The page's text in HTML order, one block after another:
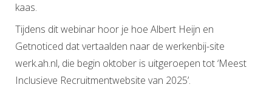
kaas.
Tijdens dit webinar hoor je hoe Albert Heijn en
Getnoticed dat vertaalden naar de werkenbij-site
werk.ah.nl, die begin oktober is uitgeroepen tot ‘Meest
Inclusieve Recruitmentwebsite van 2025’.